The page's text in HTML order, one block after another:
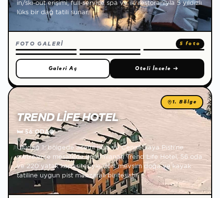
in/ski-out erişimi, full-service spa ve iki restoranıyla 5 yıldızlı
lüks bir dağ tatili sunar.
FOTO GALERİ 5 foto
Galeri Aç Oteli İncele →
1. Bölge
TREND LIFE HOTEL
🛏56 ODA🌐
Uludağ 1. bölgede acemi pisti ve Cennetkaya Pisti'ne
metrelerce mesafede konumlanan Trend Life Hotel, 56 oda
ve 220 yatak kapasitesiyle dört mevsim doğa ve kayak
tatiline uygun pist manzaralı bir tesistir.